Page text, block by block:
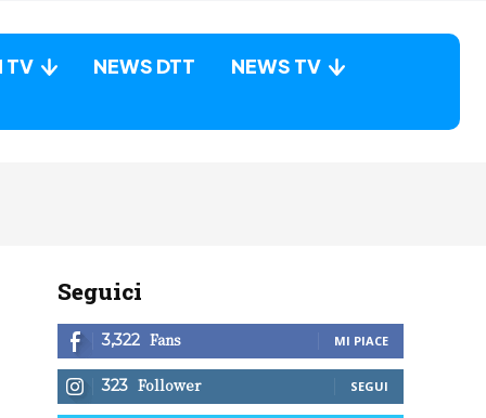
TV NEWS DTT
NEWS TV
Seguici
3,322 Fans MI PIACE
323 Follower SEGUI